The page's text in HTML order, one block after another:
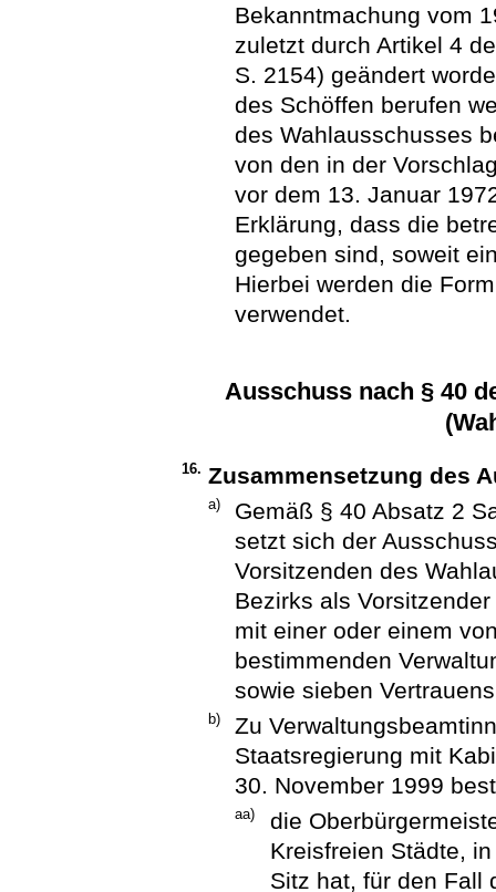
Bekanntmachung vom
zuletzt durch Artikel 4
S. 2154) geändert
des Schöffen berufen
des Wahlausschusses
von den in der
vor dem 13. Januar
Erklärung, dass die
gegeben sind, soweit
Hierbei werden die
verwendet.
Ausschuss nach § 40
16. Zusammensetzung des
a)
Gemäß § 40 Absatz 2
setzt sich der
Vorsitzenden des
Bezirks als
mit einer oder einem
bestimmenden
sowie sieben
b)
Zu
Staatsregierung mit
30. November 1999
aa)
die
Kreisfreien Städte,
Sitz hat, für den Fall